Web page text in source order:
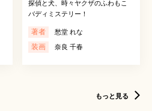
探偵と犬、時々ヤクザのふわもこ
バディミステリー！
著者 愁堂 れな
装画 奈良 千春
もっと見る